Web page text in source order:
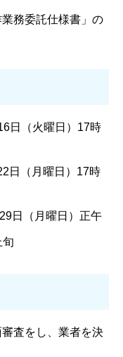
業務委託仕様書」の
日（火曜日）17時
（月曜日）17時
（月曜日）正午
査をし、業者を決